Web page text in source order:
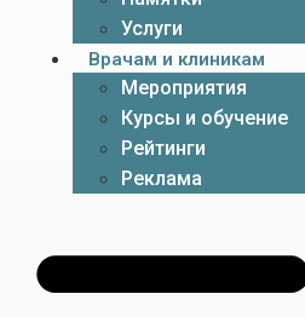
Услуги
Врачам и клиникам
Мероприятия
Курсы и обучение
Рейтинги
Реклама